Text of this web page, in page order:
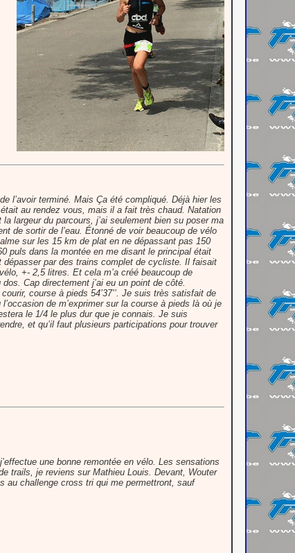
l’avoir terminé. Mais Ça été compliqué. Déjà hier les
au rendez vous, mais il a fait très chaud. Natation
la largeur du parcours, j’ai seulement bien su poser ma
de sortir de l’eau. Étonné de voir beaucoup de vélo
sur les 15 km de plat en ne dépassant pas 150
puls dans la montée en me disant le principal était
dépasser par des trains complet de cycliste. Il faisait
+- 2,5 litres. Et cela m’a créé beaucoup de
Cap directement j’ai eu un point de côté.
course à pieds 54’37’’. Je suis très satisfait de
de m’exprimer sur la course à pieds là où je
le 1/4 le plus dur que je connais. Je suis
et qu’il faut plusieurs participations pour trouver
une bonne remontée en vélo. Les sensations
trails, je reviens sur Mathieu Louis. Devant, Wouter
au challenge cross tri qui me permettront, sauf